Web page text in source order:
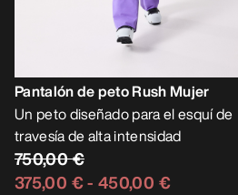
Pantalón de peto Rush Mujer
Un peto diseñado para el esquí de
travesía de alta intensidad
750,00 €
375,00 €- 450,00 €